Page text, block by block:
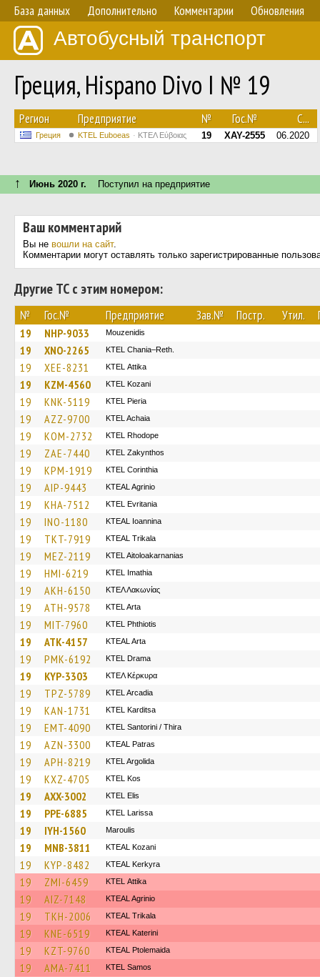
База данных Дополнительно Комментарии Обновления
Автобусный транспорт
Греция, Hispano Divo I № 19
Регион Предприятие № Гос.№ С...
Греция ΚΤΕL Euboeas ΚΤΕΛ Εύβοιας 19 XAY-2555 06.2020
↑ Июнь 2020 г. Поступил на предприятие
Ваш комментарий
Вы не вошли на сайт.
Комментарии могут оставлять только зарегистрированные
Другие ТС с этим номером:
№ Гос.№ Предприятие Зав.№ Постр. Утил.
19 NHP-9033 Mouzenidis
19 XNO-2265 KTEL Chania–Reth.
19 XEE-8231 KΤΕL Αttika
19 KZM-4560 ΚΤΕL Kozani
19 KNK-5119 KTEL Pieria
19 AZZ-9700 KTEL Achaia
19 KOM-2732 KTEL Rhodope
19 ZAE-7440 KTEL Zakynthos
19 KPM-1919 KTEL Corinthia
19 AIP-9443 KTEAL Agrinio
19 KHA-7512 ΚΤΕL Evritania
19 INO-1180 KTEAL Ioannina
19 TKT-7919 KTEAL Trikala
19 MEZ-2119 KTEL Aitoloakarnanias
19 HMI-6219 KTEL Imathia
19 AKH-6150 ΚΤΕΛ Λακωνίας
19 ATH-9578 KTEL Arta
19 MIT-7960 ΚΤΕL Phthiotis
19 ATK-4157 KTEAL Arta
19 PMK-6192 KTEL Drama
19 KYP-3303 ΚΤΕΛ Κέρκυρα
19 TPZ-5789 KTEL Arcadia
19 KAN-1731 ΚΤΕL Karditsa
19 EMT-4090 KTEL Santorini / Thira
19 AZN-3300 KTEAL Patras
19 APH-8219 KTEL Argolida
19 KXZ-4705 KTEL Kos
19 AXX-3002 KTEL Elis
19 PPE-6885 KTEL Larissa
19 IYH-1560 Maroulis
19 MNB-3811 KTEAL Kozani
19 KYP-8482 KTEAL Kerkyra
19 ZMI-6459 KΤΕL Αttika
19 AIZ-7148 KTEAL Agrinio
19 TKH-2006 KTEAL Trikala
19 KNE-6519 KTEAL Katerini
19 KZT-9760 KTEAL Ptolemaida
19 AMA-7411 KTEL Samos